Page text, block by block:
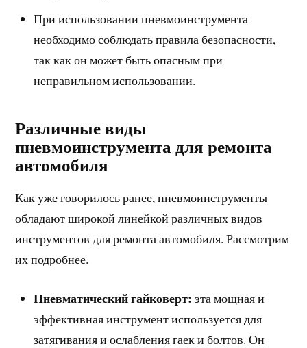
При использовании пневмоинструмента
необходимо соблюдать правила безопасности,
так как он может быть опасным при
неправильном использовании.
Различные виды
пневмоинструмента для ремонта
автомобиля
Как уже говорилось ранее, пневмоинструменты
обладают широкой линейкой различных видов
инструментов для ремонта автомобиля. Рассмотрим
их подробнее.
Пневматический гайковерт: эта мощная и
эффективная инструмент используется для
затягивания и ослабления гаек и болтов. Он